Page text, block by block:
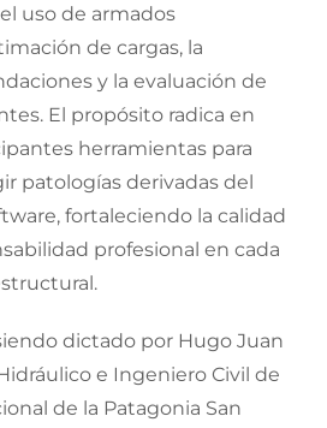
uso de armados
de cargas, la
y la evaluación de
El propósito radica en
herramientas para
patologías derivadas del
fortaleciendo la calidad
profesional en cada
dictado por Hugo Juan
e Ingeniero Civil de
de la Patagonia San